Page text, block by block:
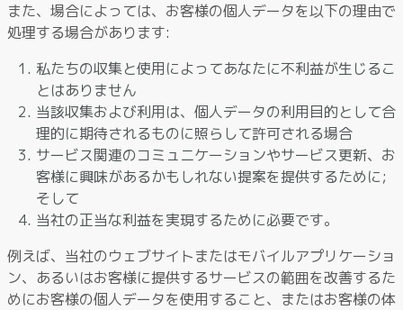
また、場合によっては、お客様の個人データを以下の理由で
処理する場合があります:
私たちの収集と使用によってあなたに不利益が生じるこ
とはありません
当該収集および利用は、個人データの利用目的として合
理的に期待されるものに照らして許可される場合
サービス関連のコミュニケーションやサービス更新、お
客様に興味があるかもしれない提案を提供するために;
そして
当社の正当な利益を実現するために必要です。
例えば、当社のウェブサイトまたはモバイルアプリケーショ
ン、あるいはお客様に提供するサービスの範囲を改善するた
めにお客様の個人データを使用すること、またはお客様の体